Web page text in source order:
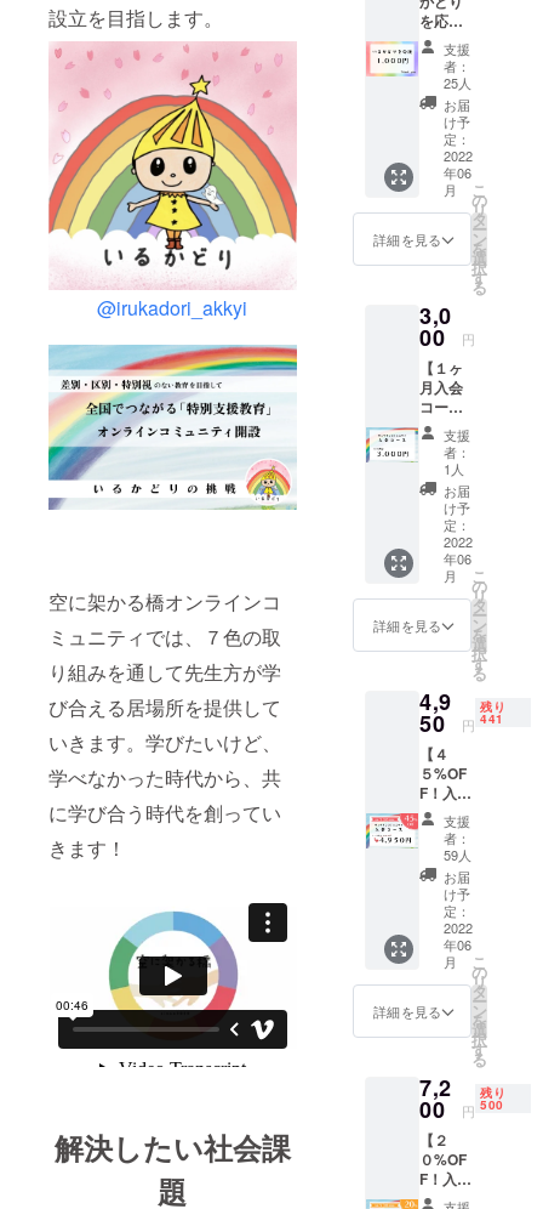
設立を目指します。
@irukadori_akkyi
空に架かる橋オンラインコ
ミュニティでは、７色の取
り組みを通して先生方が学
び合える居場所を提供して
いきます。学びたいけど、
学べなかった時代から、共
に学び合う時代を創ってい
きます！
解決したい社会課
題
や環境調整
について情
報発信をし
ている。
Instagramで
は、特別支
援教育の実
践や教材を
紹介してい
る。
を応
援】 【
純粋応
援コー
ス 】 ●
心を込
めたお
礼メー
ルをご
送付
【確認
事項】
こちら
コミュ
ニティ
入会
コース
ではあ
りませ
ん。 ★
支援金
は、
『コ
ミュニ
ティの
運営
費』に
活用さ
せてい
ただき
『教
材デー
ver.202
3.Ame
』（完
全新
作）
（2023
年1月発
表）
『Insta
gramで
無料の
情報発
信』な
ど、が
支援
者：
25人
お届
け予
定：
2022
年06
月
詳細を見る
こ
の
リ
タ
ー
ン
を
選
択
す
る
3,0
00 円
【１ヶ
月入会
コー
ス】 ①
先行入
会で必
ず入会
可能
★2022
年7月1
日から
月額
3000円
がかか
りま
めたお
礼メー
ルをご
送付
【提供
方法】
①メー
ルにて
入会専
用URL
を送信
しま
す。 ②
メール
にてお
礼メー
ルを送
事項】
■入会登
認後か
らコ
ミュニ
ティを
支援
者：
1人
お届
け予
定：
2022
年06
月
詳細を見る
こ
の
リ
タ
ー
ン
を
選
択
す
る
4,9
50 円
残り
441
【４
５%OF
F！入会
コー
ス】 先
着５０
０名４
５%OF
F！ ①
先行入
会で必
ず入会
可能 ★
空に架
かる橋
ミュニ
ティを
約３ヶ
月間
（9000
円
→4950
支援
者：
59人
お届
け予
定：
2022
年06
月
詳細を見る
こ
の
リ
タ
ー
ン
を
選
択
す
る
7,2
00 円
残り
500
【２
０%OF
F！入会
コー